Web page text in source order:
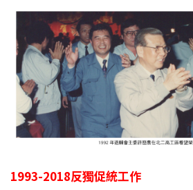
1993-2018反獨促統工作